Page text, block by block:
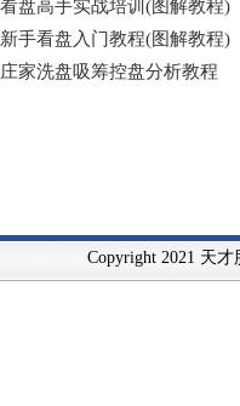
Copyright 2021 天